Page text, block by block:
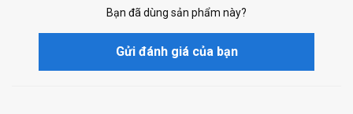
Bạn đã dùng sản phẩm này?
Gửi đánh giá của bạn